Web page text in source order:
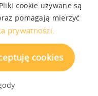
cookie używane są
pomagają mierzyć
prywatności.
cookies